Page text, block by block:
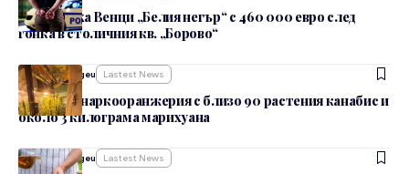
Задържаха Венци „Белия негър“ с 460 000 евро след
гонка в столичния кв. „Борово“
Отadmin_nbgeu Lastest News
Разкриха наркооранжерия с близо 90 растения канабис и
около 3 килограма марихуана
Отadmin_nbgeu Lastest News